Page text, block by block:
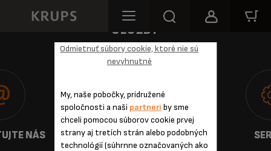
SLUŽBY
NÁS ZÁRUKA
My, naše pobočky, pridružené
spoločnosti a naši partneri by sme
chceli pomocou súborov cookie prvej
strany aj tretích strán alebo podobných
technológií (súhrnne označovaných ako
Odmietnuť súbory cookie, ktoré nie sú
nevyhnutné